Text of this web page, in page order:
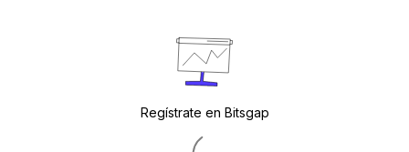
Regístrate en Bitsgap